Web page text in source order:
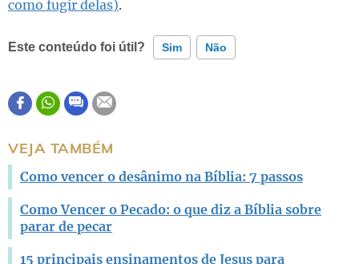
como fugir delas).
Este conteúdo foi útil? Sim Não
Este conteúdo contém informação incorreta
VEJA TAMBÉM
Como vencer o desânimo na Bíblia: 7 passos
Como Vencer o Pecado: o que diz a Bíblia sobre
parar de pecar
15 principais ensinamentos de Jesus para